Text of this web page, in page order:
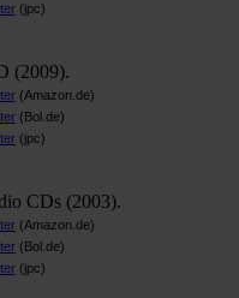
(jpc)
(2009).
(Amazon.de)
(Bol.de)
(jpc)
CDs (2003).
(Amazon.de)
(Bol.de)
(jpc)